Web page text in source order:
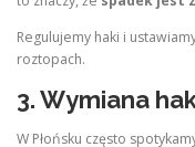
Regulujemy haki i
roztopach.
3. Wymiana
W Płońsku często